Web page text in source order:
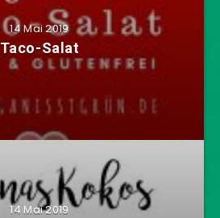
14 Mai 2019
Taco-Salat
14 Mai 2019